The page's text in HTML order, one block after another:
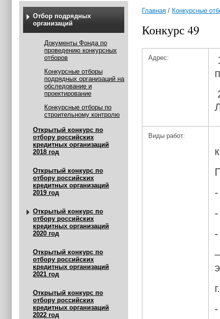
Отбор подрядных
организаций
Документы Фонда по
проведению конкурсных
отборов
Конкурсные отборы
подрядных организаций на
обследование и
проектирование
Конкурсные отборы по
строительному контролю
Открытый конкурс по
отбору российских
кредитных организаций
2018 год
Открытый конкурс по
отбору российских
кредитных организаций
2019 год
Открытый конкурс по
отбору российских
кредитных организаций
2020 год
Открытый конкурс по
отбору российских
кредитных организаций
2021 год
Открытый конкурс по
отбору российских
кредитных организаций
2022 год
Главная / Конкурсные
Конкурс 49
Адрес:
Виды работ: